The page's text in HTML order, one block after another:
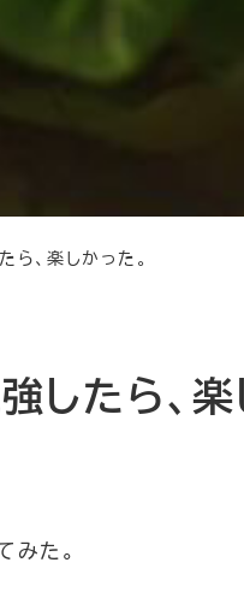
、楽しかった。
したら、楽
みた。